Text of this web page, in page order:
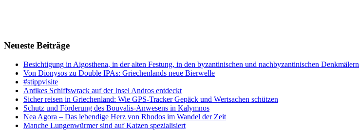
Neueste Beiträge
Besichtigung in Aigosthena, in der alten Festung, in den byzantinischen und nachbyzantinischen Denkmälern
Von Dionysos zu Double IPAs: Griechenlands neue Bierwelle
#stippvisite
Antikes Schiffswrack auf der Insel Andros entdeckt
Sicher reisen in Griechenland: Wie GPS-Tracker Gepäck und Wertsachen schützen
Schutz und Förderung des Bouvalis-Anwesens in Kalymnos
Nea Agora – Das lebendige Herz von Rhodos im Wandel der Zeit
Manche Lungenwürmer sind auf Katzen spezialisiert